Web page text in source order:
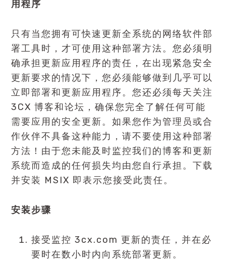
用程序
只有当您拥有可快速更新全系统的网络软件部
署工具时，才可使用这种部署方法。您必须明
确承担更新应用程序的责任，在出现紧急安全
更新要求的情况下，您必须能够做到几乎可以
立即部署和更新应用程序。您还必须每天关注
3CX 博客和论坛，确保您完全了解任何可能
需要应用的安全更新。如果您作为管理员或合
作伙伴不具备这种能力，请不要使用这种部署
方法！由于您未能及时监控我们的博客和更新
系统而造成的任何损失均由您自行承担。下载
并安装 MSIX 即表示您接受此责任。
安装步骤
接受监控 3cx.com 更新的责任，并在必
要时在数小时内向系统部署更新。